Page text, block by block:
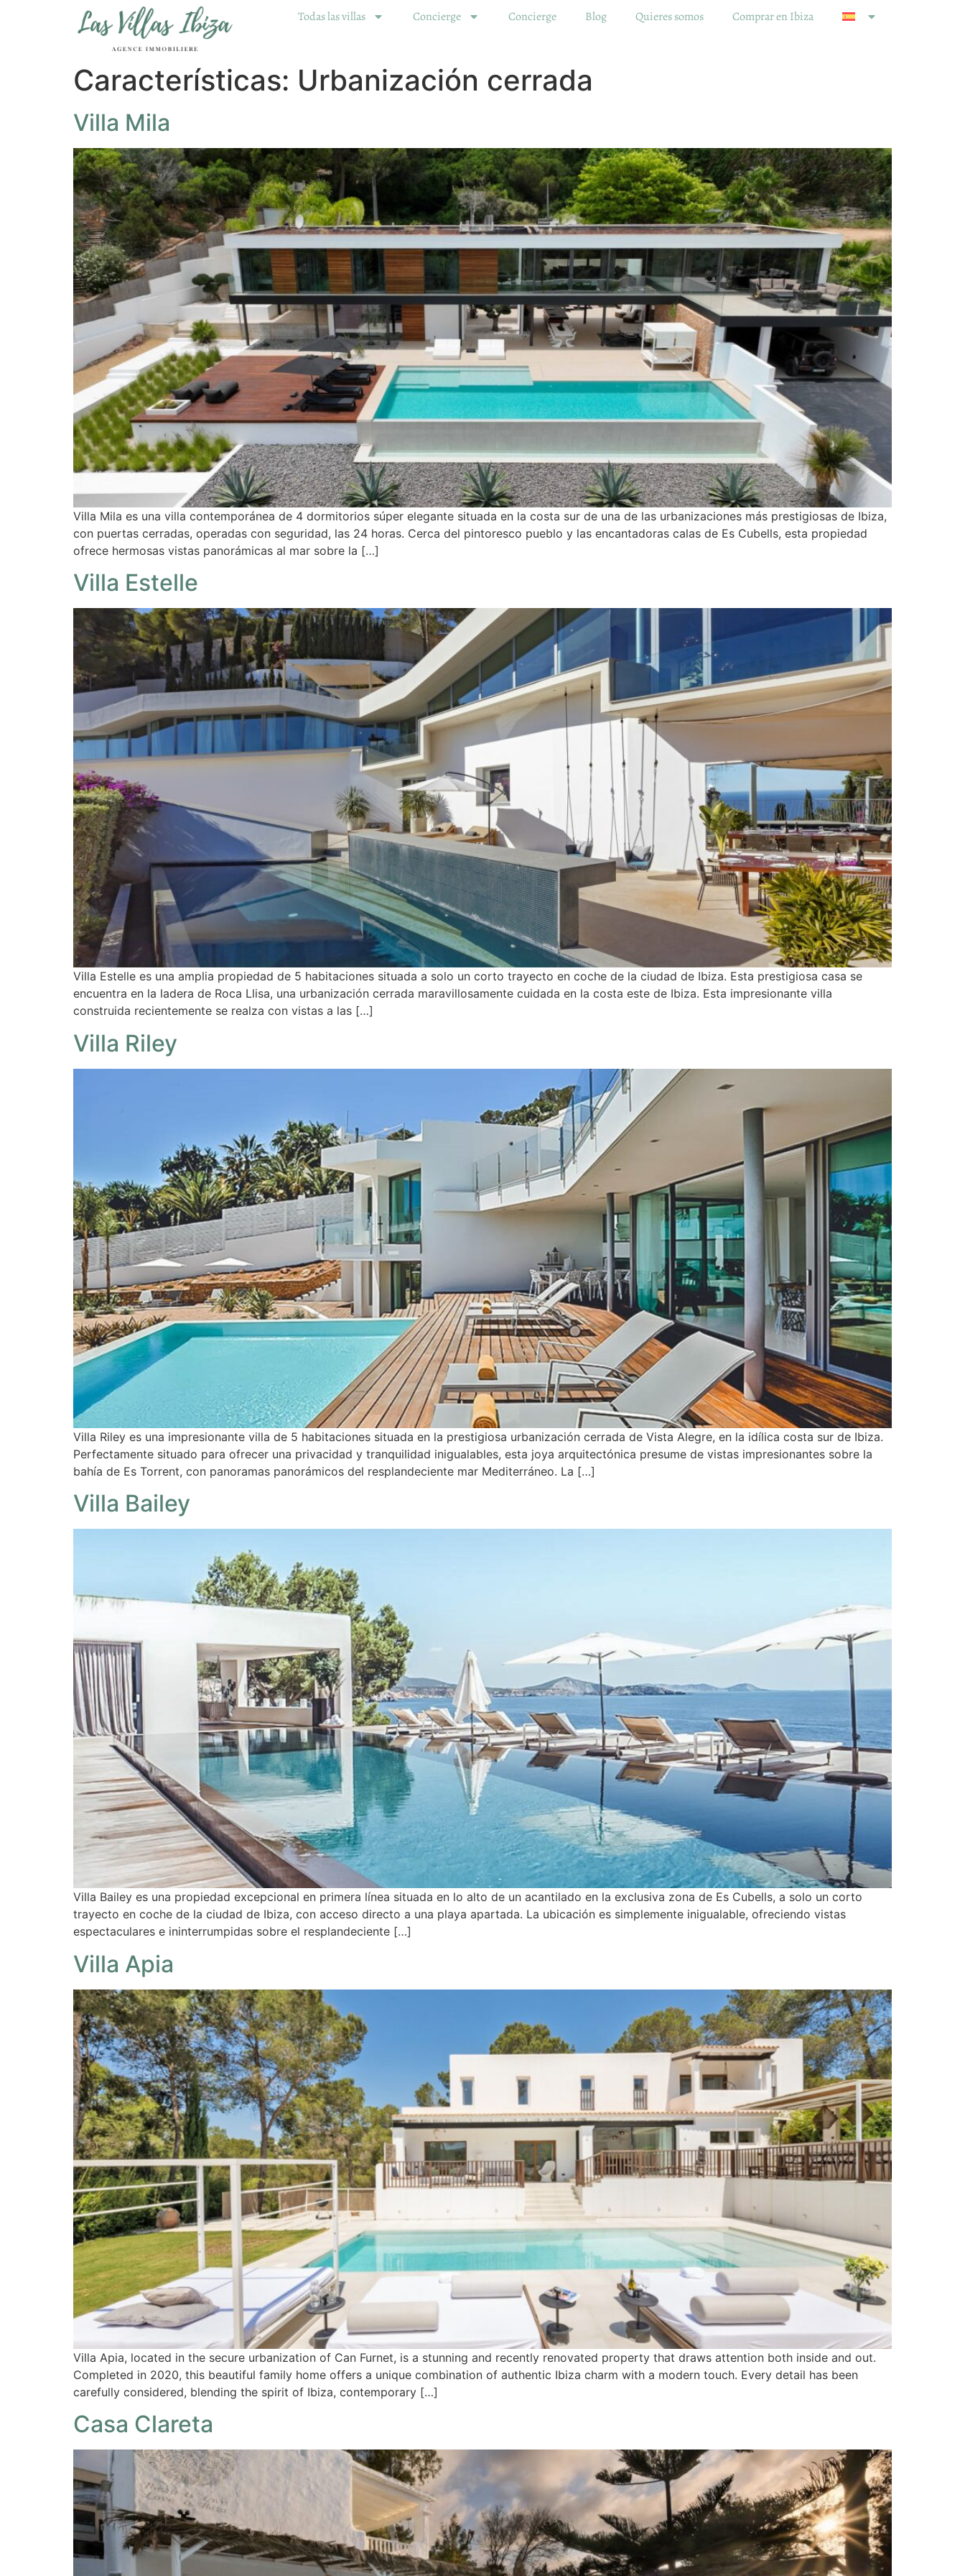
Todas las villas Concierge Concierge Blog Quieres somos Comprar en Ibiza
Características: Urbanización cerrada
Villa Mila
Villa Mila es una villa contemporánea de 4 dormitorios súper elegante situada en la costa sur de una de las urbanizaciones más prestigiosas de Ibiza,
con puertas cerradas, operadas con seguridad, las 24 horas. Cerca del pintoresco pueblo y las encantadoras calas de Es Cubells, esta propiedad
ofrece hermosas vistas panorámicas al mar sobre la […]
Villa Estelle
Villa Estelle es una amplia propiedad de 5 habitaciones situada a solo un corto trayecto en coche de la ciudad de Ibiza. Esta prestigiosa casa se
encuentra en la ladera de Roca Llisa, una urbanización cerrada maravillosamente cuidada en la costa este de Ibiza. Esta impresionante villa
construida recientemente se realza con vistas a las […]
Villa Riley
Villa Riley es una impresionante villa de 5 habitaciones situada en la prestigiosa urbanización cerrada de Vista Alegre, en la idílica costa sur de Ibiza.
Perfectamente situado para ofrecer una privacidad y tranquilidad inigualables, esta joya arquitectónica presume de vistas impresionantes sobre la
bahía de Es Torrent, con panoramas panorámicos del resplandeciente mar Mediterráneo. La […]
Villa Bailey
Villa Bailey es una propiedad excepcional en primera línea situada en lo alto de un acantilado en la exclusiva zona de Es Cubells, a solo un corto
trayecto en coche de la ciudad de Ibiza, con acceso directo a una playa apartada. La ubicación es simplemente inigualable, ofreciendo vistas
espectaculares e ininterrumpidas sobre el resplandeciente […]
Villa Apia
Villa Apia, located in the secure urbanization of Can Furnet, is a stunning and recently renovated property that draws attention both inside and out.
Completed in 2020, this beautiful family home offers a unique combination of authentic Ibiza charm with a modern touch. Every detail has been
carefully considered, blending the spirit of Ibiza, contemporary […]
Casa Clareta